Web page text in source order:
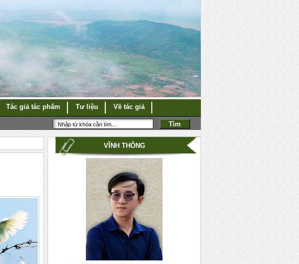
Tác giả tác phẩm Tư liệu Về tác giả
VĨNH THÔNG